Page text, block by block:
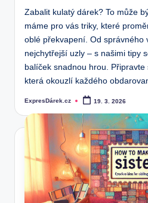
Zabalit kulatý dárek? To může
máme pro vás triky, které
oblé překvapení. Od správného
nejchytřejší uzly – s našimi tipy
balíček snadnou hrou.
která okouzlí každého
Posted
ExpresDárek.cz 19. 3. 2026